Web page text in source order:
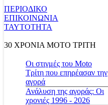
ΠΕΡΙΟΔΙΚΟ
ΕΠΙΚΟΙΝΩΝΙΑ
ΤΑΥΤΟΤΗΤΑ
30 ΧΡΟΝΙΑ MOTO ΤΡΙΤΗ
Οι στιγμές του Moto
Τρίτη που επηρέασαν την
αγορά
Ανάλυση της αγοράς: Οι
χρονιές 1996 - 2026